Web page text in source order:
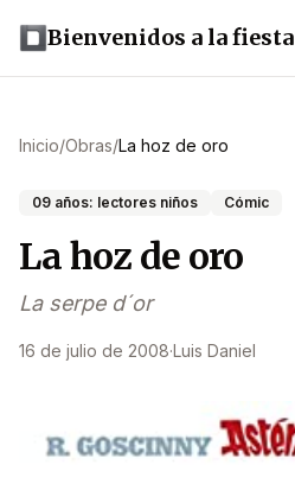
Bienvenidos a la fiesta
Inicio/Obras/La hoz de oro
09 años: lectores niños Cómic
La hoz de oro
La serpe d´or
16 de julio de 2008·Luis Daniel